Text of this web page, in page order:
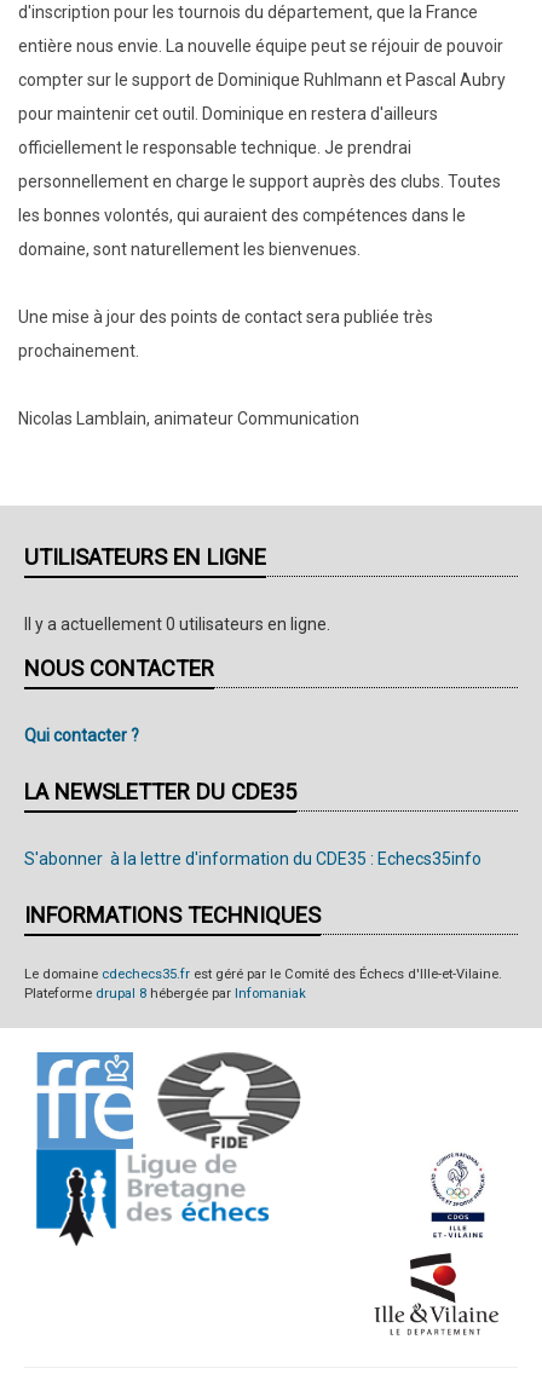
d'inscription pour les tournois du département, que la France
entière nous envie. La nouvelle équipe peut se réjouir de pouvoir
compter sur le support de Dominique Ruhlmann et Pascal Aubry
pour maintenir cet outil. Dominique en restera d'ailleurs
officiellement le responsable technique. Je prendrai
personnellement en charge le support auprès des clubs. Toutes
les bonnes volontés, qui auraient des compétences dans le
domaine, sont naturellement les bienvenues.
Une mise à jour des points de contact sera publiée très
prochainement.
Nicolas Lamblain, animateur Communication
UTILISATEURS EN LIGNE
Il y a actuellement 0 utilisateurs en ligne.
NOUS CONTACTER
Qui contacter ?
LA NEWSLETTER DU CDE35
S'abonner à la lettre d'information du CDE35 : Echecs35info
INFORMATIONS TECHNIQUES
Le domaine cdechecs35.fr est géré par le Comité des Échecs d'Ille-et-Vilaine.
Plateforme drupal 8 hébergée par Infomaniak